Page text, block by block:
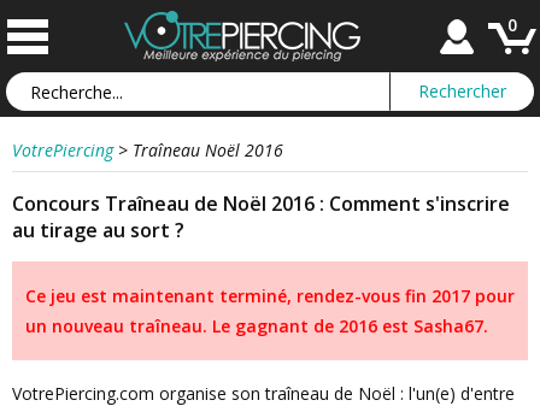
0
VotrePiercing > Traîneau Noël 2016
Concours Traîneau de Noël 2016 : Comment s'inscrire
au tirage au sort ?
Ce jeu est maintenant terminé, rendez-vous fin 2017 pour
un nouveau traîneau. Le gagnant de 2016 est Sasha67.
VotrePiercing.com organise son traîneau de Noël : l'un(e) d'entre